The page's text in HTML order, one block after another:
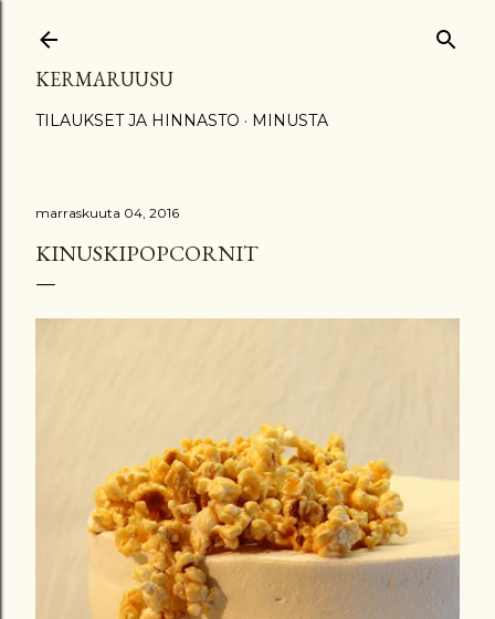
KERMARUUSU
TILAUKSET JA HINNASTO MINUSTA
marraskuuta 04, 2016
KINUSKIPOPCORNIT